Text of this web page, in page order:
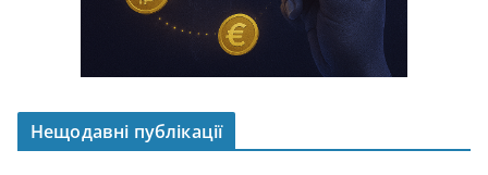
Нещодавні публікації